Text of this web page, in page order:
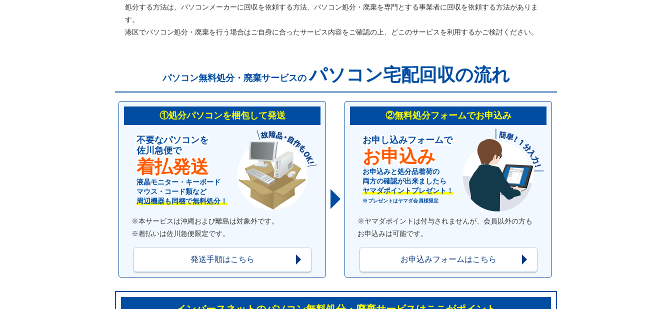
処分する方法は、パソコンメーカーに回収を依頼する方法、パソコン処分・廃棄を専門とする事業者に回収を依頼する方法がありま
す。
港区でパソコン処分・廃棄を行う場合はご自身に合ったサービス内容をご確認の上、どこのサービスを利用するかご検討ください。
パソコン無料処分・廃棄サービスの パソコン宅配回収の流れ
①処分パソコンを梱包して発送
不要なパソコンを
佐川急便で
着払発送
液晶モニター・キーボード
マウス・コード類など
周辺機器も同梱で無料処分！
※本サービスは沖縄および離島は対象外です。
※着払いは佐川急便限定です。
発送手順はこちら
②無料処分フォームでお申込み
お申し込みフォームで
お申込み
お申込みと処分品着荷の
両方の確認が出来ましたら
ヤマダポイントプレゼント！
※プレゼントはヤマダ会員様限定
※ヤマダポイントは付与されませんが、会員以外の方も
お申込みは可能です。
お申込みフォームはこちら